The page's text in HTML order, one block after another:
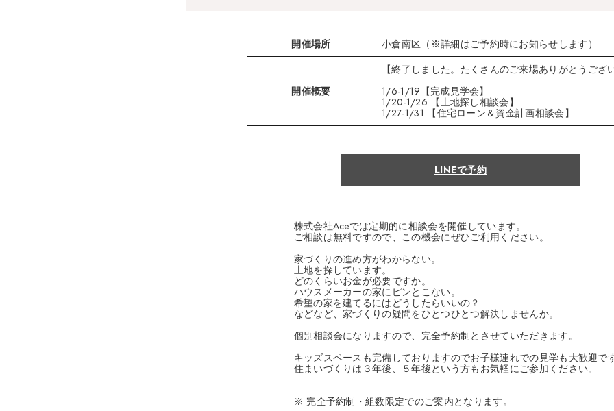
開催場所 小倉南区（※詳細はご予約時にお知らせします）
開催概要
【終了しました。たくさんのご来場ありがとうござ
1/6-1/19【完成見学会】
1/20-1/26 【土地探し相談会】
1/27-1/31 【住宅ローン＆資金計画相談会】
LINEで予約
株式会社Aceでは定期的に相談会を開催しています。
ご相談は無料ですので、この機会にぜひご利用ください。
家づくりの進め方がわからない。
土地を探しています。
どのくらいお金が必要ですか。
ハウスメーカーの家にピンとこない。
希望の家を建てるにはどうしたらいいの？
などなど、家づくりの疑問をひとつひとつ解決しませんか。
個別相談会になりますので、完全予約制とさせていただきます。
キッズスペースも完備しておりますのでお子様連れでの見学も大歓迎です
住まいづくりは３年後、５年後という方もお気軽にご参加ください。
※ 完全予約制・組数限定でのご案内となります。